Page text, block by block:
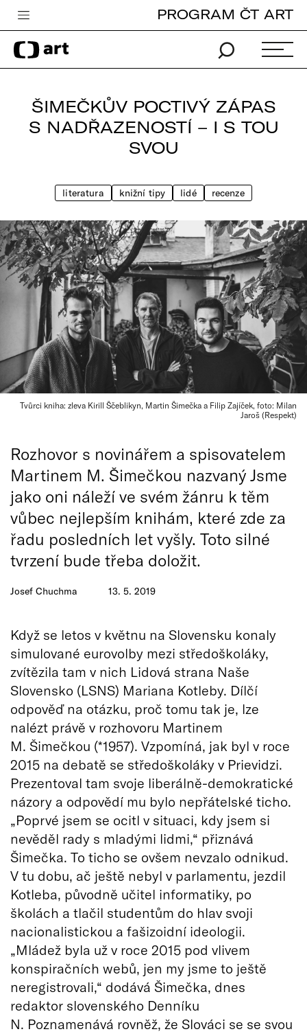
Česká televize
Zpravodajství
iVysílání
Vše o ČT
PROGRAM ČT ART
ŠIMEČKŮV POCTIVÝ ZÁPAS
S NADŘAZENOSTÍ – I S TOU
SVOU
literatura knižní tipy lidé recenze
Tvůrci kniha: zleva Kirill Ščeblikyn, Martin Šimečka a Filip Zajíček, foto: Milan
Jaroš (Respekt)
Josef Chuchma 13. 5. 2019
Rozhovor s novinářem a spisovatelem
Martinem M. Šimečkou nazvaný Jsme
jako oni náleží ve svém žánru k těm
vůbec nejlepším knihám, které zde za
řadu posledních let vyšly. Toto silné
tvrzení bude třeba doložit.
Když se letos v květnu na Slovensku konaly
simulované eurovolby mezi středoškoláky,
zvítězila tam v nich Lidová strana Naše
Slovensko (LSNS) Mariana Kotleby. Dílčí
odpověď na otázku, proč tomu tak je, lze
nalézt právě v rozhovoru Martinem
M. Šimečkou (*1957). Vzpomíná, jak byl v roce
2015 na debatě se středoškoláky v Prievidzi.
Prezentoval tam svoje liberálně-demokratické
názory a odpovědí mu bylo nepřátelské ticho.
„Poprvé jsem se ocitl v situaci, kdy jsem si
nevěděl rady s mladými lidmi,“ přiznává
Šimečka. To ticho se ovšem nevzalo odnikud.
V tu dobu, ač ještě nebyl v parlamentu, jezdil
Kotleba, původně učitel informatiky, po
školách a tlačil studentům do hlav svoji
nacionalistickou a fašizoidní ideologii.
„Mládež byla už v roce 2015 pod vlivem
konspiračních webů, jen my jsme to ještě
neregistrovali,“ dodává Šimečka, dnes
redaktor slovenského Denníku
N. Poznamenává rovněž, že Slováci se se svou